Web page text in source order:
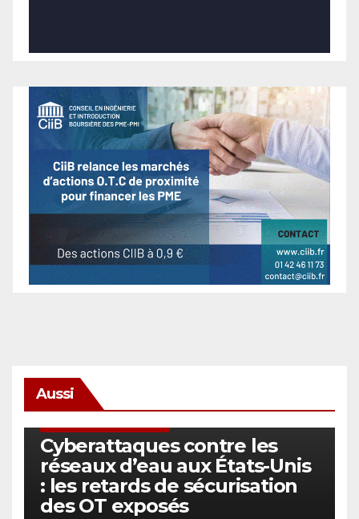
Aussi
Cyberattaques contre les
réseaux d’eau aux États-Unis
: les retards de sécurisation
des OT exposés